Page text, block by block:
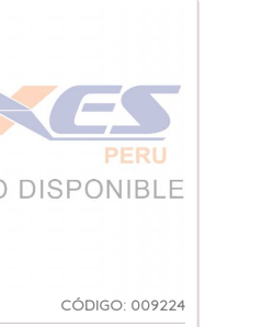
CÓDIGO: 009224